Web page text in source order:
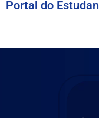
Portal do